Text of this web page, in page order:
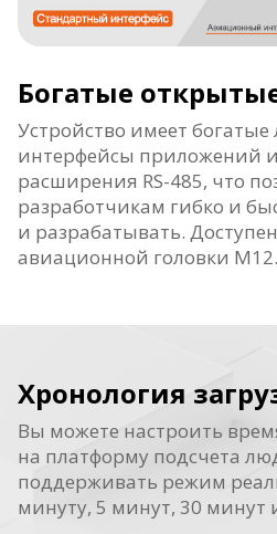
Богатые
Устройство имеет
интерфейсы приложений
расширения RS-485, что
разработчикам гибко и
и разрабатывать.
авиационной головки M12.
Хронология
Вы можете настроить
на платформу подсчета
поддерживать режим
минуту, 5 минут, 30 минут